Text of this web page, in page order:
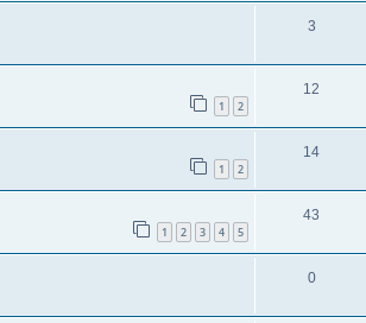
3
1 2
12
1 2
14
1 2 3 4 5
43
0